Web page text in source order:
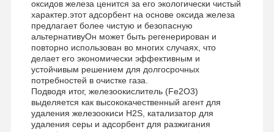
Диметиламиноэтилметакрилат
Метакрилоксиэтилтриметиламониевый хлорид
акрилолоксиэтилтриметиламониевый хлорид
Анионный полиакриламид
неионный полиакриламид
оксидов железа ценится за его экологически чистый
характер.этот адсорбент на основе оксида железа
предлагает более чистую и безопасную
альтернативуОн может быть регенерирован и
повторно использован во многих случаях, что
делает его экономически эффективным и
устойчивым решением для долгосрочных
потребностей в очистке газа.
Подводя итог, железоокислитель (Fe2O3)
выделяется как высококачественный агент для
удаления железоокиси H2S, катализатор для
удаления серы и адсорбент для разжигания